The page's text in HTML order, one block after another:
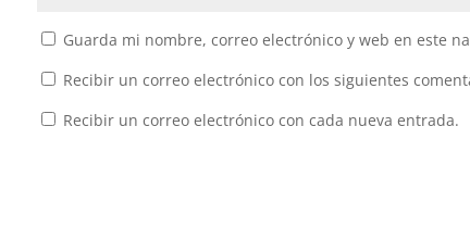
Guarda mi nombre, correo electrónico y web en este
Recibir un correo electrónico con los siguientes
Recibir un correo electrónico con cada nueva entrada.